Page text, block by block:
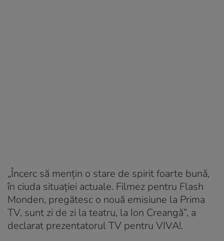
„Încerc să mențin o stare de spirit foarte bună,
în ciuda situației actuale. Filmez pentru Flash
Monden, pregătesc o nouă emisiune la Prima
TV, sunt zi de zi la teatru, la Ion Creangă”, a
declarat prezentatorul TV pentru VIVA!.